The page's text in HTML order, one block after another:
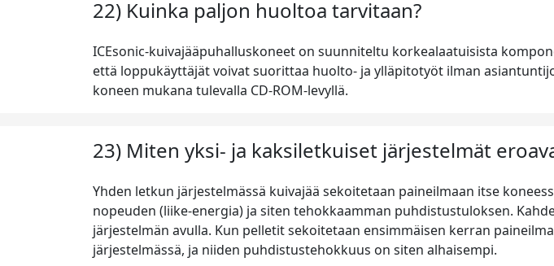
22) Kuinka paljon huoltoa tarvitaan?
ICEsonic-kuivajääpuhalluskoneet on suunniteltu korkealaatuisista
että loppukäyttäjät voivat suorittaa huolto- ja ylläpitotyöt ilman
koneen mukana tulevalla CD-ROM-levyllä.
23) Miten yksi- ja kaksiletkuiset järjestelmät
Yhden letkun järjestelmässä kuivajää sekoitetaan paineilmaan itse
nopeuden (liike-energia) ja siten tehokkaamman puhdistustuloksen.
järjestelmän avulla. Kun pelletit sekoitetaan ensimmäisen kerran
järjestelmässä, ja niiden puhdistustehokkuus on siten alhaisempi.